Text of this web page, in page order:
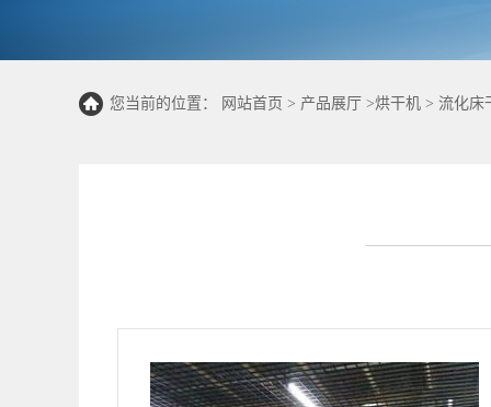
您当前的位置： 网站首页 > 产品展厅 >烘干机 > 流化床